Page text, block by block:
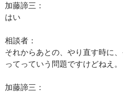
加藤諦三：
はい
相談者：
それからあとの、やり直す時に
ってっていう問題ですけどねえ。
加藤諦三：